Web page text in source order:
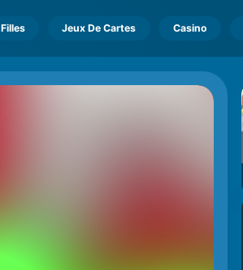
Filles Jeux De Cartes Casino